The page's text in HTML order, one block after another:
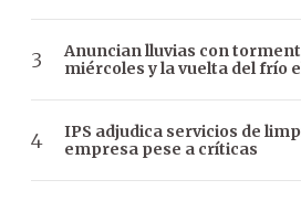
Anuncian lluvias con
miércoles y la vuelta del frío
IPS adjudica servicios de
empresa pese a críticas